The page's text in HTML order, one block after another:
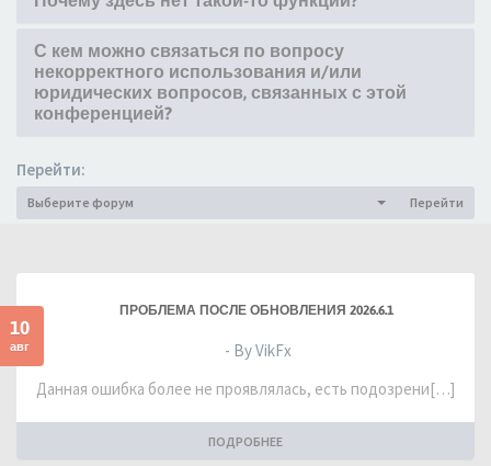
С кем можно связаться по вопросу
некорректного использования и/или
юридических вопросов, связанных с этой
конференцией?
Перейти:
Выберите форум Перейти
10
авг
ПРОБЛЕМА ПОСЛЕ ОБНОВЛЕНИЯ 2026.6.1
- By VikFx
Данная ошибка более не проявлялась, есть подозрени[…]
ПОДРОБНЕЕ